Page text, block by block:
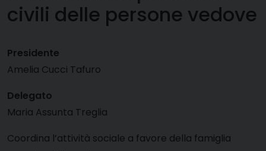
civili delle persone vedove
Presidente
Amelia Cucci Tafuro
Delegato
Maria Assunta Treglia
Coordina l’attività sociale a favore della famiglia